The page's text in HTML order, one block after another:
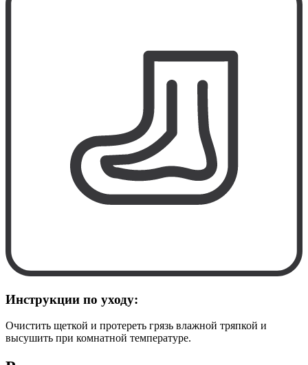
Инструкции по уходу:
Очистить щеткой и протереть грязь влажной тряпкой и
высушить при комнатной температуре.